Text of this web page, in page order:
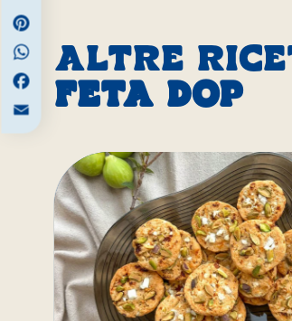
Pinterest
WhatsApp
Facebook
Email
ALTRE
FETA DOP